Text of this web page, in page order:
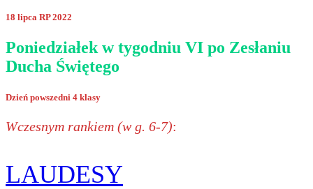
18 lipca RP 2022
Poniedziałek w tygodniu VI po Zesłaniu
Ducha Świętego
Dzień powszedni 4 klasy
Wczesnym rankiem (w g. 6-7):
LAUDESY